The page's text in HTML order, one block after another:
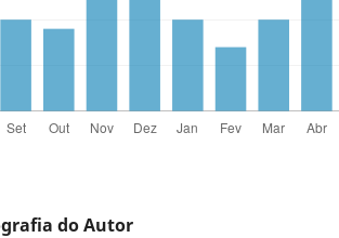
do Autor